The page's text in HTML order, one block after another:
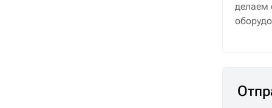
делаем